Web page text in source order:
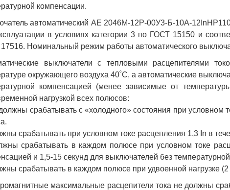
компенсации.
автоматический АЕ 2046М-12Р-00У3-Б-10А-
в условиях категории 3 по ГОСТ 15150 и
Номинальный режим работы автоматического
выключатели с тепловыми расцепителями
окружающего воздуха 40˚С, а автоматические
компенсацией (менее зависимые от
нагрузкой всех полюсов:
срабатывать с «холодного» состояния при условном
срабатывать при условном токе расцепления 1,3 In в
срабатывать в каждом полюсе при условном токе
и 1,5-15 секунд для выключателей без
срабатывать в каждом полюсе при удвоенной нагрузке
максимальные расцепители тока не должны